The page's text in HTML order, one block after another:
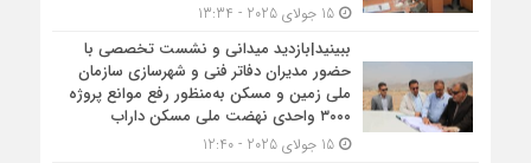
15 جولای 2025 - 13:34
ببینید|بازدید میدانی و نشست تخصصی با
حضور مدیران دفاتر فنی و شهرسازی سازمان
ملی زمین و مسکن به‌منظور رفع موانع پروژه
۳۰۰۰ واحدی نهضت ملی مسکن داراب
15 جولای 2025 - 12:40